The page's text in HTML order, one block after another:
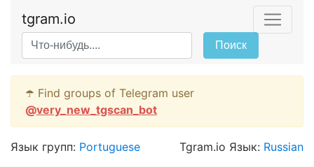
tgram.io
Поиск
☂️ Find groups of Telegram user
@very_new_tgscan_bot
Язык групп: Portuguese Tgram.io Язык: Russian